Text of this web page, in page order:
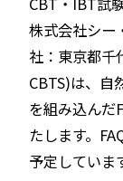
株式会社シー
社：東京都千
CBTS)は、自
を組み込んだ
たします。
予定していま